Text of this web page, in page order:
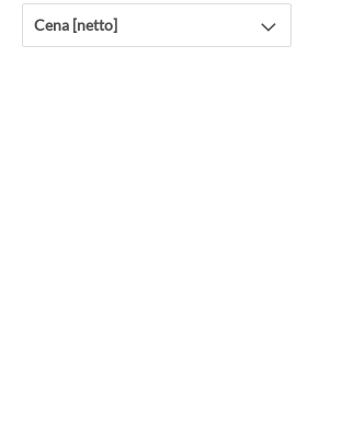
Cena [netto]